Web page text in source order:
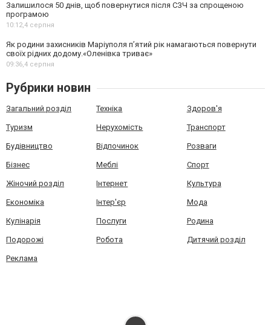
Залишилося 50 днів, щоб повернутися після СЗЧ за спрощеною
програмою
10:12,4 серпня
Як родини захисників Маріуполя пʼятий рік намагаються повернути
своїх рідних додому.«Оленівка триває»
09:36,4 серпня
Рубрики новин
Загальний розділ Техніка Здоров'я
Туризм Нерухомість Транспорт
Будівництво Відпочинок Розваги
Бізнес Меблі Спорт
Жіночий розділ Інтернет Культура
Економіка Інтер'єр Мода
Кулінарія Послуги Родина
Подорожі Робота Дитячий розділ
Реклама